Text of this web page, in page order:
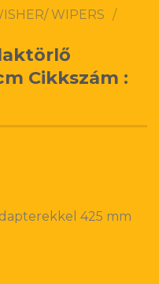
WIPERS /
Cikkszám :
425 mm